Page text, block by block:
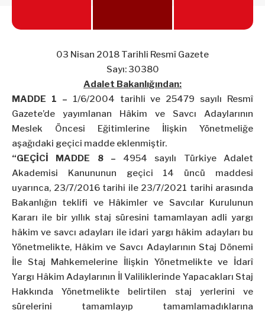
03 Nisan 2018 Tarihli Resmî Gazete
Sayı: 30380
Adalet Bakanlığından:
MADDE 1 –
1/6/2004 tarihli ve 25479 sayılı Resmî
Gazete’de yayımlanan Hâkim ve Savcı Adaylarının
Meslek Öncesi Eğitimlerine İlişkin Yönetmeliğe
aşağıdaki geçici madde eklenmiştir.
“GEÇİCİ MADDE 8 – 4954 sayılı Türkiye Adalet
Akademisi Kanununun geçici 14 üncü maddesi
uyarınca, 23/7/2016tarihi ile 23/7/2021 tarihi arasında
Bakanlığın teklifi ve Hâkimler ve Savcılar Kurulunun
Kararı ile bir yıllık staj süresini tamamlayan adli yargı
hâkim ve savcı adayları ile idari yargı hâkim adayları bu
Yönetmelikte, Hâkim ve Savcı Adaylarının Staj Dönemi
İle Staj Mahkemelerine İlişkin Yönetmelikte ve İdarî
Yargı Hâkim Adaylarının İl Valiliklerinde Yapacakları Staj
Hakkında Yönetmelikte belirtilen staj yerlerini ve
sürelerini tamamlayıp tamamlamadıklarına